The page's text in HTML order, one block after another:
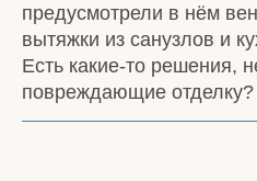
предусмотрели в нём
вытяжки из санузлов и
Есть какие-то решения,
повреждающие отделку?